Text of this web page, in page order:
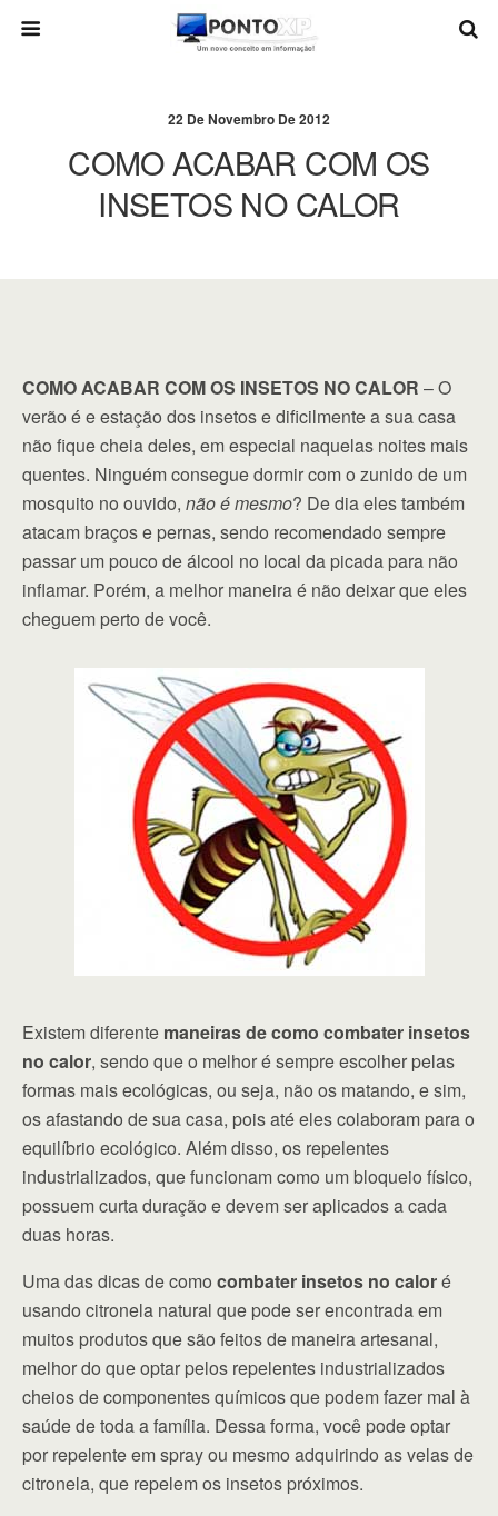
22 De Novembro De 2012
COMO ACABAR COM OS
INSETOS NO CALOR
COMO ACABAR COM OS INSETOS NO CALOR – O
verão é e estação dos insetos e dificilmente a sua casa
não fique cheia deles, em especial naquelas noites mais
quentes. Ninguém consegue dormir com o zunido de um
mosquito no ouvido, não é mesmo? De dia eles também
atacam braços e pernas, sendo recomendado sempre
passar um pouco de álcool no local da picada para não
inflamar. Porém, a melhor maneira é não deixar que eles
cheguem perto de você.
Existem diferente maneiras de como combater insetos
no calor, sendo que o melhor é sempre escolher pelas
formas mais ecológicas, ou seja, não os matando, e sim,
os afastando de sua casa, pois até eles colaboram para o
equilíbrio ecológico. Além disso, os repelentes
industrializados, que funcionam como um bloqueio físico,
possuem curta duração e devem ser aplicados a cada
duas horas.
Uma das dicas de como combater insetos no caloré
usando citronela natural que pode ser encontrada em
muitos produtos que são feitos de maneira artesanal,
melhor do que optar pelos repelentes industrializados
cheios de componentes químicos que podem fazer mal à
saúde de toda a família. Dessa forma, você pode optar
por repelente em spray ou mesmo adquirindo as velas de
citronela, que repelem os insetos próximos.